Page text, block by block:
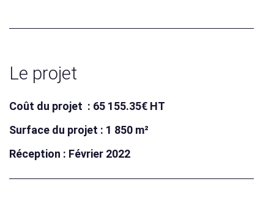
Le projet
Coût du projet : 65 155.35€ HT
Surface du projet : 1 850 m²
Réception : Février 2022